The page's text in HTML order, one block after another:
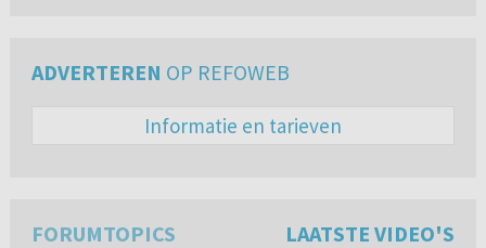
ADVERTEREN OP REFOWEB
Informatie en tarieven
FORUMTOPICS LAATSTE VIDEO'S